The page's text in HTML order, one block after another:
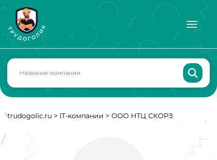
trudogolic.ru > IT-компании > ООО НТЦ СКОРЗ